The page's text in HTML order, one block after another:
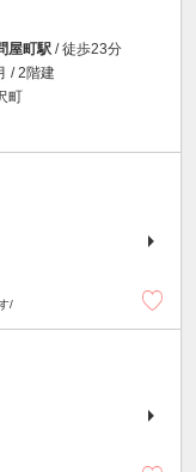
屋町駅 / 徒歩23分
/ 2階建
町
/